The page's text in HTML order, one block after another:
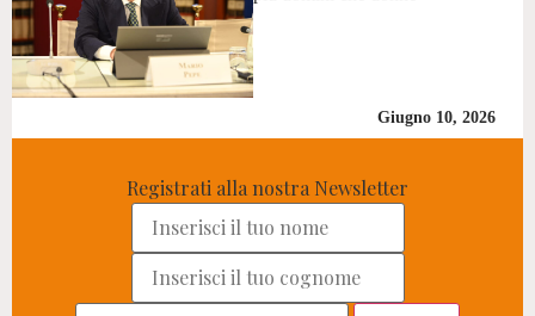
Giugno 10, 2026
Registrati alla nostra Newsletter